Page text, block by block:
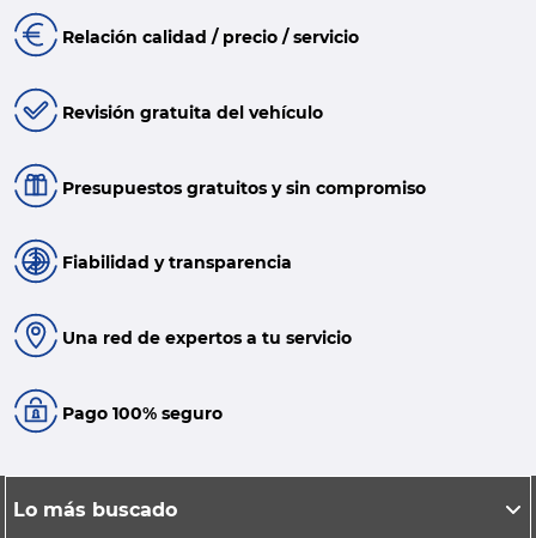
Relación calidad / precio / servicio
Revisión gratuita del vehículo
Presupuestos gratuitos y sin compromiso
Fiabilidad y transparencia
Una red de expertos a tu servicio
Pago 100% seguro
Lo más buscado